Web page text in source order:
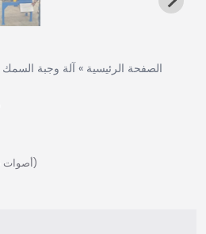
الصفحة الرئيسية »آلة وجبة السمك
4.6/5 - (6 أصوات)